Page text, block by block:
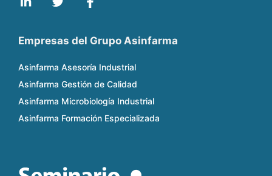
Empresas del Grupo Asinfarma
Asinfarma Asesoría Industrial
Asinfarma Gestión de Calidad
Asinfarma Microbiología Industrial
Asinfarma Formación Especializada